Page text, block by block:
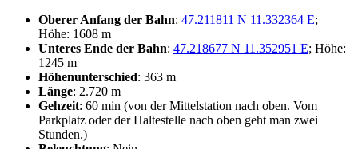
Oberer Anfang der Bahn: 47.211811 N 11.332364 E;
Höhe: 1608 m
Unteres Ende der Bahn: 47.218677 N 11.352951 E; Höhe:
1245 m
Höhenunterschied: 363 m
Länge: 2.720 m
Gehzeit: 60 min (von der Mittelstation nach oben. Vom
Parkplatz oder der Haltestelle nach oben geht man zwei
Stunden.)